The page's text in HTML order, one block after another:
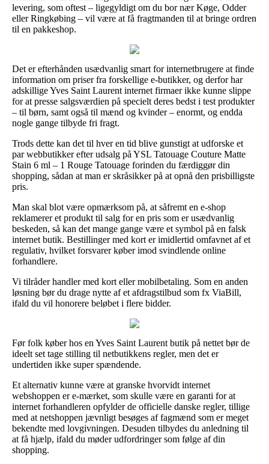
levering, som oftest – ligegyldigt om du bor nær Køge, Odder
eller Ringkøbing – vil være at få fragtmanden til at bringe ordren
til en pakkeshop.
Det er efterhånden usædvanlig smart for internetbrugere at finde
information om priser fra forskellige e-butikker, og derfor har
adskillige Yves Saint Laurent internet firmaer ikke kunne slippe
for at presse salgsværdien på specielt deres bedst i test produkter
– til børn, samt også til mænd og kvinder – enormt, og endda
nogle gange tilbyde fri fragt.
Trods dette kan det til hver en tid blive gunstigt at udforske et
par webbutikker efter udsalg på YSL Tatouage Couture Matte
Stain 6 ml – 1 Rouge Tatouage forinden du færdiggør din
shopping, sådan at man er skråsikker på at opnå den prisbilligste
pris.
Man skal blot være opmærksom på, at såfremt en e-shop
reklamerer et produkt til salg for en pris som er usædvanlig
beskeden, så kan det mange gange være et symbol på en falsk
internet butik. Bestillinger med kort er imidlertid omfavnet af et
regulativ, hvilket forsvarer køber imod svindlende online
forhandlere.
Vi tilråder handler med kort eller mobilbetaling. Som en anden
løsning bør du drage nytte af et afdragstilbud som fx ViaBill,
ifald du vil honorere beløbet i flere bidder.
Før folk køber hos en Yves Saint Laurent butik på nettet bør de
ideelt set tage stilling til netbutikkens regler, men det er
undertiden ikke super spændende.
Et alternativ kunne være at granske hvorvidt internet
webshoppen er e-mærket, som skulle være en garanti for at
internet forhandleren opfylder de officielle danske regler, tillige
med at netshoppen jævnligt besøges af fagmænd som er meget
bekendte med lovgivningen. Desuden tilbydes du anledning til
at få hjælp, ifald du møder udfordringer som følge af din
shopping.